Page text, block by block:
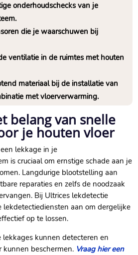
onderhoudschecks van je
die je waarschuwen bij
ventilatie in de ruimtes met houten
materiaal bij de installatie van
met vloerverwarming.​
belang van snelle
je houten vloer
lekkage in je
is cruciaal om ernstige schade aan je
Langdurige blootstelling aan
reparaties en zelfs de noodzaak
Bij Ultrices lekdetectie
lekdetectiediensten aan om dergelijke
op te lossen.​
kunnen detecteren en
kunnen beschermen.​ Vraag hier een